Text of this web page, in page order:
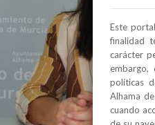
Este
finalidad
carácter
embargo,
políticas
Alhama
cuando